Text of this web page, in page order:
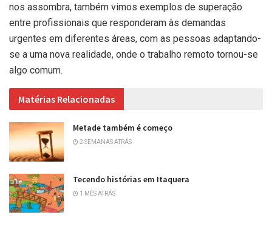
nos assombra, também vimos exemplos de superação
entre profissionais que responderam às demandas
urgentes em diferentes áreas, com as pessoas adaptando-
se a uma nova realidade, onde o trabalho remoto tornou-se
algo comum.
Matérias Relacionadas
Metade também é começo
2 SEMANAS ATRÁS
Tecendo histórias em Itaquera
1 MÊS ATRÁS